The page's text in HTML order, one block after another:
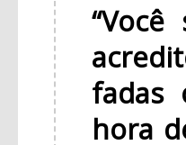
fadas
hora